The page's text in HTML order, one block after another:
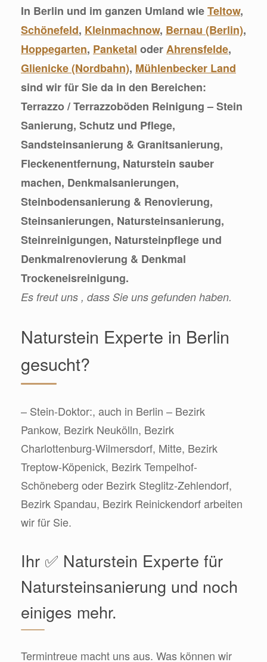
In Berlin und im ganzen Umland wieTeltow,
Schönefeld, Kleinmachnow, Bernau (Berlin),
Hoppegarten, Panketal oderAhrensfelde,
Glienicke (Nordbahn), Mühlenbecker Land
sind wir für Sie da in den Bereichen:
Terrazzo / Terrazzoböden Reinigung – Stein
Sanierung, Schutz und Pflege,
Sandsteinsanierung & Granitsanierung,
Fleckenentfernung, Naturstein sauber
machen, Denkmalsanierungen,
Steinbodensanierung & Renovierung,
Steinsanierungen, Natursteinsanierung,
Steinreinigungen, Natursteinpflege und
Denkmalrenovierung & Denkmal
Trockeneisreinigung.
Es freut uns , dass Sie uns gefunden haben.
Naturstein Experte in Berlin
gesucht?
– Stein-Doktor:, auch in Berlin – Bezirk
Pankow, Bezirk Neukölln, Bezirk
Charlottenburg-Wilmersdorf, Mitte, Bezirk
Treptow-Köpenick, Bezirk Tempelhof-
Schöneberg oder Bezirk Steglitz-Zehlendorf,
Bezirk Spandau, Bezirk Reinickendorf arbeiten
wir für Sie.
Ihr ✅ Naturstein Experte für
Natursteinsanierung und noch
einiges mehr.
Termintreue macht uns aus. Was können wir